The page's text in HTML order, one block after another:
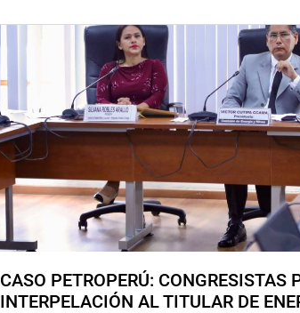
CASO PETROPERÚ: CONGRESISTAS
INTERPELACIÓN AL TITULAR DE